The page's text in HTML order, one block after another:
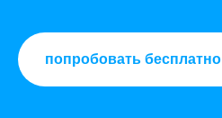
попробовать бесплатно